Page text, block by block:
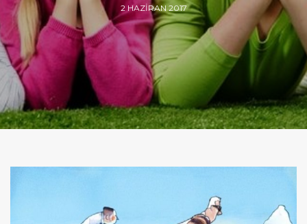
2 HAZIRAN 2017